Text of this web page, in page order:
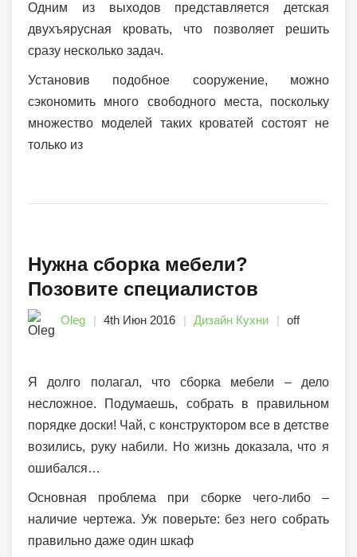
Одним из выходов представляется детская
двухъярусная кровать, что позволяет решить
сразу несколько задач.
Установив подобное сооружение, можно
сэкономить много свободного места, поскольку
множество моделей таких кроватей состоят не
только из
Нужна сборка мебели?
Позовите специалистов
Oleg 4th Июн 2016 Дизайн Кухни off
Я долго полагал, что сборка мебели – дело
несложное. Подумаешь, собрать в правильном
порядке доски! Чай, с конструктором все в детстве
возились, руку набили. Но жизнь доказала, что я
ошибался…
Основная проблема при сборке чего-либо –
наличие чертежа. Уж поверьте: без него собрать
правильно даже один шкаф